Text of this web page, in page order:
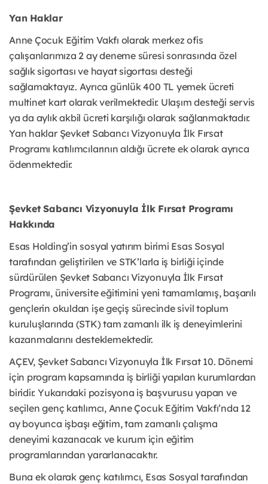
Yan Haklar
Anne Çocuk Eğitim Vakfı olarak merkez ofis
çalışanlarımıza 2 ay deneme süresi sonrasında özel
sağlık sigortası ve hayat sigortası desteği
sağlamaktayız. Ayrıca günlük 400 TL yemek ücreti
multinet kart olarak verilmektedir. Ulaşım desteği servis
ya da aylık akbil ücreti karşılığı olarak sağlanmaktadır.
Yan haklar Şevket Sabancı Vizyonuyla İlk Fırsat
Programı katılımcılarının aldığı ücrete ek olarak ayrıca
ödenmektedir.
Şevket Sabancı Vizyonuyla İlk Fırsat Programı
Hakkında
Esas Holding’in sosyal yatırım birimi Esas Sosyal
tarafından geliştirilen ve STK’larla iş birliği içinde
sürdürülen Şevket Sabancı Vizyonuyla İlk Fırsat
Programı, üniversite eğitimini yeni tamamlamış, başarılı
gençlerin okuldan işe geçiş sürecinde sivil toplum
kuruluşlarında (STK) tam zamanlı ilk iş deneyimlerini
kazanmalarını desteklemektedir.
AÇEV, Şevket Sabancı Vizyonuyla İlk Fırsat 10. Dönemi
için program kapsamında iş birliği yapılan kurumlardan
biridir. Yukarıdaki pozisyona iş başvurusu yapan ve
seçilen genç katılımcı, Anne Çocuk Eğitim Vakfı’nda 12
ay boyunca işbaşı eğitim, tam zamanlı çalışma
deneyimi kazanacak ve kurum için eğitim
programlarından yararlanacaktır.
Buna ek olarak genç katılımcı, Esas Sosyal tarafından